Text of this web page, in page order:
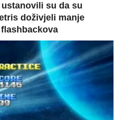
su da su
doživjeli manje